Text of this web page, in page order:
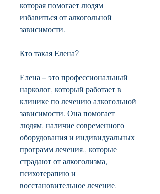
которая помогает людям
избавиться от алкогольной
зависимости.
Кто такая Елена?
Елена – это профессиональный
нарколог, который работает в
клинике по лечению алкогольной
зависимости. Она помогает
людям, наличие современного
оборудования и индивидуальных
программ лечения., которые
страдают от алкоголизма,
психотерапию и
восстановительное лечение.